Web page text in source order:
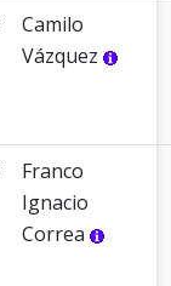
Camilo
Vázquez
Franco
Ignacio
Correa